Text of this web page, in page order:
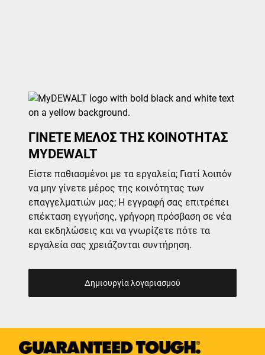
ΓΙΝΕΤΕ ΜΕΛΟΣ ΤΗΣ ΚΟΙΝΟΤΗΤΑΣ
MYDEWALT
Είστε παθιασμένοι με τα εργαλεία; Γιατί λοιπόν
να μην γίνετε μέρος της κοινότητας των
επαγγελματιών μας; Η εγγραφή σας επιτρέπει
επέκταση εγγυήσης, γρήγορη πρόσβαση σε νέα
και εκδηλώσεις και να γνωρίζετε πότε τα
εργαλεία σας χρειάζονται συντήρηση.
Δημιουργία λογαριασμού